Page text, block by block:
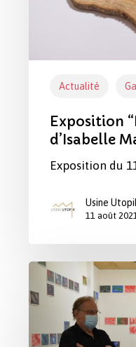
Actualité
Exposition
d’Isabelle
Exposition du
Usine
11 août 2021
Exposition
“Flag
landscape”
Alain